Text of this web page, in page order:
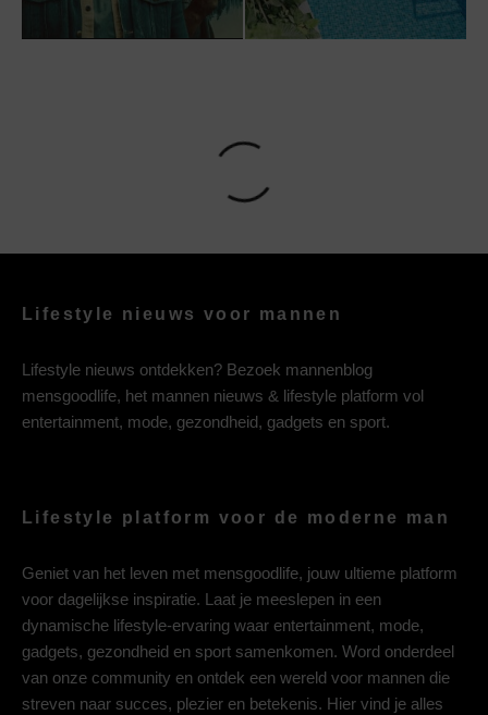
Lifestyle nieuws voor mannen
Lifestyle nieuws ontdekken? Bezoek mannenblog
mensgoodlife, het mannen nieuws & lifestyle platform vol
entertainment, mode, gezondheid, gadgets en sport.
Lifestyle platform voor de moderne man
Geniet van het leven met mensgoodlife, jouw ultieme platform
voor dagelijkse inspiratie. Laat je meeslepen in een
dynamische lifestyle-ervaring waar entertainment, mode,
gadgets, gezondheid en sport samenkomen. Word onderdeel
van onze community en ontdek een wereld voor mannen die
streven naar succes, plezier en betekenis. Hier vind je alles